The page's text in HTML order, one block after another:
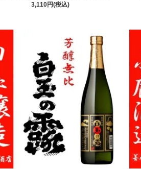
3,110円(税込)